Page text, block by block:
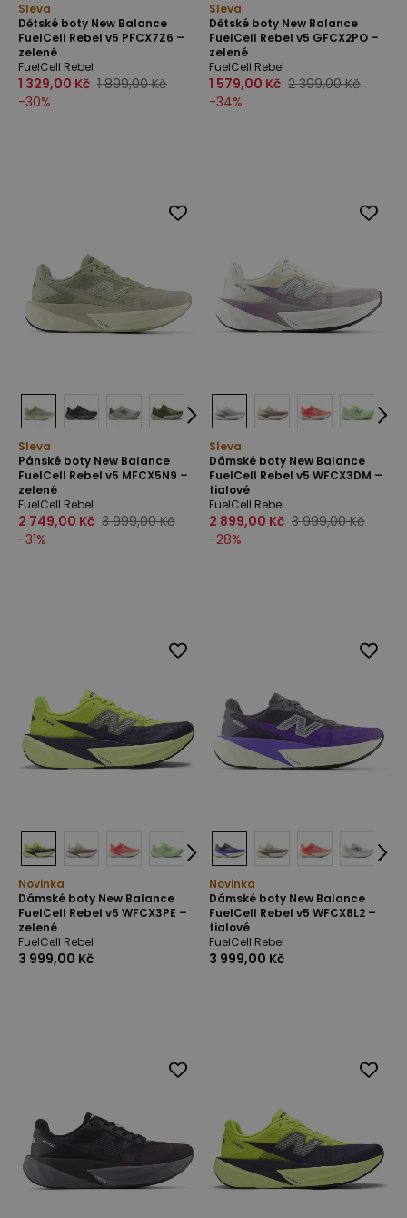
Sleva
Dětské boty New Balance
FuelCell Rebel v5 PFCX7Z6 –
zelené
FuelCell Rebel
1 329,00 Kč 1 899,00 Kč
-30%
Sleva
Dětské boty New Balance
FuelCell Rebel v5 GFCX2PO –
zelené
FuelCell Rebel
1 579,00 Kč 2 399,00 Kč
-34%
Sleva
Pánské boty New Balance
FuelCell Rebel v5 MFCX5N9 –
zelené
FuelCell Rebel
2 749,00 Kč 3 999,00 Kč
-31%
Sleva
Dámské boty New Balance
FuelCell Rebel v5 WFCX3DM –
fialové
FuelCell Rebel
2 899,00 Kč 3 999,00 Kč
-28%
Novinka
Dámské boty New Balance
FuelCell Rebel v5 WFCX3PE –
zelené
FuelCell Rebel
3 999,00 Kč
Novinka
Dámské boty New Balance
FuelCell Rebel v5 WFCX8L2 –
fialové
FuelCell Rebel
3 999,00 Kč